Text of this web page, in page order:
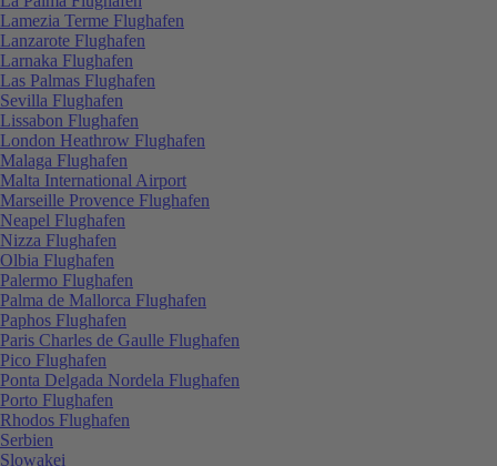
Lamezia Terme Flughafen
Lanzarote Flughafen
Larnaka Flughafen
Las Palmas Flughafen
Sevilla Flughafen
Lissabon Flughafen
London Heathrow Flughafen
Malaga Flughafen
Malta International Airport
Marseille Provence Flughafen
Neapel Flughafen
Nizza Flughafen
Olbia Flughafen
Palermo Flughafen
Palma de Mallorca Flughafen
Paphos Flughafen
Paris Charles de Gaulle Flughafen
Pico Flughafen
Ponta Delgada Nordela Flughafen
Porto Flughafen
Rhodos Flughafen
Serbien
Slowakei